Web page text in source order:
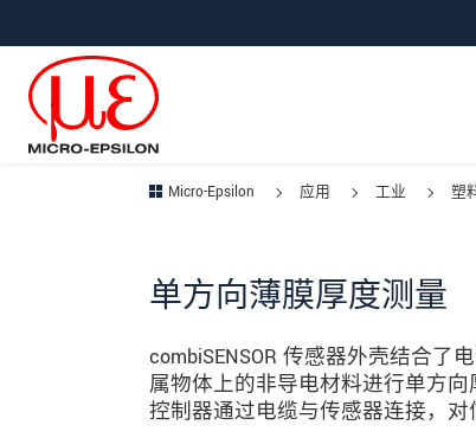
Micro-Epsilon 应用 工业 塑
单方向薄膜厚度测量
combiSENSOR 传感器外壳结合
属物体上的非导电材料进行单方
控制器通过电缆与传感器连接，对